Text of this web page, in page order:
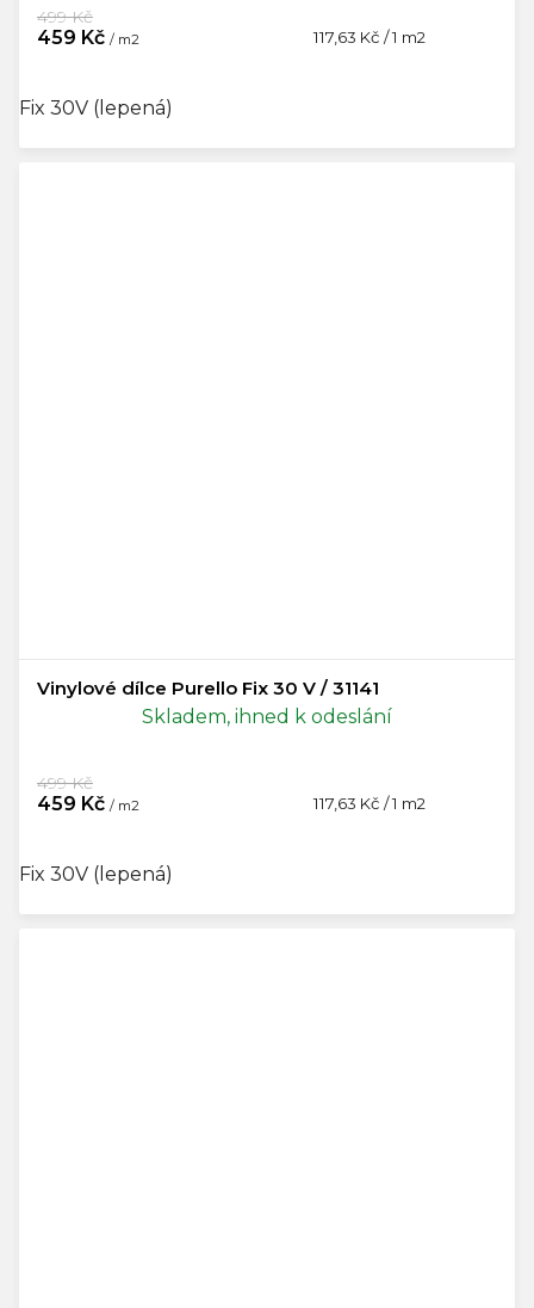
459 Kč / m2
499 Kč
Měrná
117,63 Kč / 1 m2
Fix 30V (lepená)
Vinylové dílce Purello Fix 30 V / 31141
Skladem, ihned k odeslání
459 Kč / m2
499 Kč
Měrná
117,63 Kč / 1 m2
Fix 30V (lepená)